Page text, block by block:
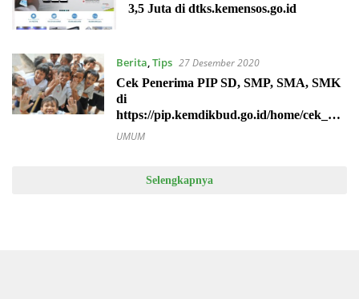
3,5 Juta di dtks.kemensos.go.id
Berita,Tips 27 Desember 2020
Cek Penerima PIP SD, SMP, SMA, SMK
di
https://pip.kemdikbud.go.id/home/cek_nis
n
UMUM
Selengkapnya